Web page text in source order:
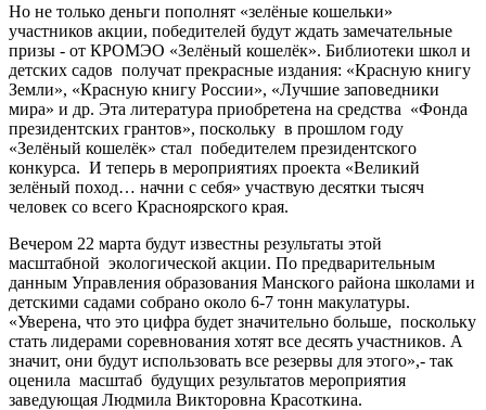
Но не только деньги пополнят «зелёные кошельки»
участников акции, победителей будут ждать замечательные
призы - от КРОМЭО «Зелёный кошелёк». Библиотеки школ и
детских садов получат прекрасные издания: «Красную книгу
Земли», «Красную книгу России», «Лучшие заповедники
мира» и др. Эта литература приобретена на средства «Фонда
президентских грантов», поскольку в прошлом году
«Зелёный кошелёк» стал победителем президентского
конкурса. И теперь в мероприятиях проекта «Великий
зелёный поход… начни с себя» участвую десятки тысяч
человек со всего Красноярского края.
Вечером 22 марта будут известны результаты этой
масштабной экологической акции. По предварительным
данным Управления образования Манского района школами и
детскими садами собрано около 6-7 тонн макулатуры.
«Уверена, что это цифра будет значительно больше, поскольку
стать лидерами соревнования хотят все десять участников. А
значит, они будут использовать все резервы для этого»,- так
оценила масштаб будущих результатов мероприятия
заведующая Людмила Викторовна Красоткина.